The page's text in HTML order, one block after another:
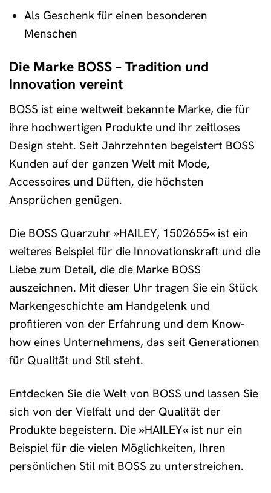
Als Geschenk für einen besonderen
Menschen
Die Marke BOSS – Tradition und
Innovation vereint
BOSS ist eine weltweit bekannte Marke, die für
ihre hochwertigen Produkte und ihr zeitloses
Design steht. Seit Jahrzehnten begeistert BOSS
Kunden auf der ganzen Welt mit Mode,
Accessoires und Düften, die höchsten
Ansprüchen genügen.
Die BOSS Quarzuhr »HAILEY, 1502655« ist ein
weiteres Beispiel für die Innovationskraft und die
Liebe zum Detail, die die Marke BOSS
auszeichnen. Mit dieser Uhr tragen Sie ein Stück
Markengeschichte am Handgelenk und
profitieren von der Erfahrung und dem Know-
how eines Unternehmens, das seit Generationen
für Qualität und Stil steht.
Entdecken Sie die Welt von BOSS und lassen Sie
sich von der Vielfalt und der Qualität der
Produkte begeistern. Die »HAILEY« ist nur ein
Beispiel für die vielen Möglichkeiten, Ihren
persönlichen Stil mit BOSS zu unterstreichen.